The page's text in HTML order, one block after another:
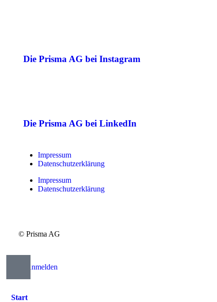
Die Prisma AG bei Instagram
Die Prisma AG bei LinkedIn
Impressum
Datenschutzerklärung
Impressum
Datenschutzerklärung
© Prisma AG
Anmelden
Start